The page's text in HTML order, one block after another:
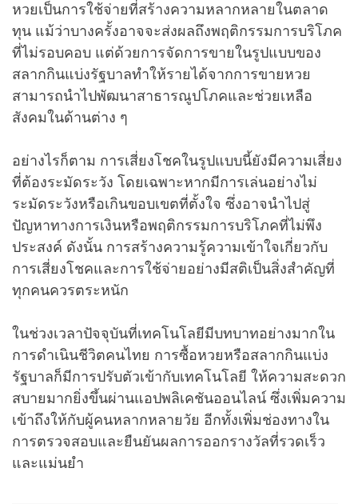
หวยเป็นการใช้จ่ายที่สร้างความหลากหลายในตลาด
ทุน แม้ว่าบางครั้งอาจจะส่งผลถึงพฤติกรรมการบริโภค
ที่ไม่รอบคอบ แต่ด้วยการจัดการขายในรูปแบบของ
สลากกินแบ่งรัฐบาลทำให้รายได้จากการขายหวย
สามารถนำไปพัฒนาสาธารณูปโภคและช่วยเหลือ
สังคมในด้านต่าง ๆ
อย่างไรก็ตาม การเสี่ยงโชคในรูปแบบนี้ยังมีความเสี่ยง
ที่ต้องระมัดระวัง โดยเฉพาะหากมีการเล่นอย่างไม่
ระมัดระวังหรือเกินขอบเขตที่ตั้งใจ ซึ่งอาจนำไปสู่
ปัญหาทางการเงินหรือพฤติกรรมการบริโภคที่ไม่พึง
ประสงค์ ดังนั้น การสร้างความรู้ความเข้าใจเกี่ยวกับ
การเสี่ยงโชคและการใช้จ่ายอย่างมีสติเป็นสิ่งสำคัญที่
ทุกคนควรตระหนัก
ในช่วงเวลาปัจจุบันที่เทคโนโลยีมีบทบาทอย่างมากใน
การดำเนินชีวิตคนไทย การซื้อหวยหรือสลากกินแบ่ง
รัฐบาลก็มีการปรับตัวเข้ากับเทคโนโลยี ให้ความสะดวก
สบายมากยิ่งขึ้นผ่านแอปพลิเคชันออนไลน์ ซึ่งเพิ่มความ
เข้าถึงให้กับผู้คนหลากหลายวัย อีกทั้งเพิ่มช่องทางใน
การตรวจสอบและยืนยันผลการออกรางวัลที่รวดเร็ว
และแม่นยำ